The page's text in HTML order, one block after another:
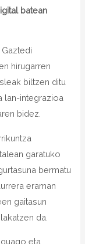
batean
hirugarren
biltzen ditu
lan-integrazioa
bidez.
garatuko
bermatu
eraman
gaitasun
da.
eta